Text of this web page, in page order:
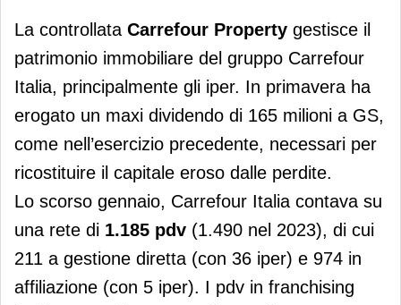
La controllata Carrefour Property gestisce il
patrimonio immobiliare del gruppo Carrefour
Italia, principalmente gli iper. In primavera ha
erogato un maxi dividendo di 165 milioni a GS,
come nell’esercizio precedente, necessari per
ricostituire il capitale eroso dalle perdite.
Lo scorso gennaio, Carrefour Italia contava su
una rete di 1.185 pdv (1.490 nel 2023), di cui
211 a gestione diretta (con 36 iper) e 974 in
affiliazione (con 5 iper). I pdv in franchising